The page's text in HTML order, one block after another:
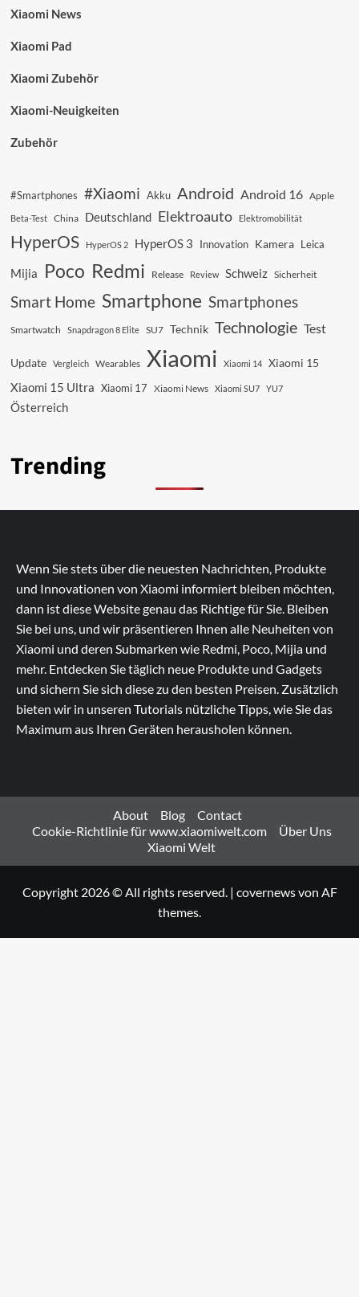
Xiaomi News
Xiaomi Pad
Xiaomi Zubehör
Xiaomi-Neuigkeiten
Zubehör
#Smartphones #Xiaomi Akku Android Android 16 Apple
Beta-Test China Deutschland Elektroauto Elektromobilität
HyperOS HyperOS 2 HyperOS 3 Innovation Kamera Leica
Mijia Poco Redmi Release Review Schweiz Sicherheit
Smart Home Smartphone Smartphones
Smartwatch Snapdragon 8 Elite SU7 Technik Technologie Test
Update Vergleich Wearables Xiaomi Xiaomi 14 Xiaomi 15
Xiaomi 15 Ultra Xiaomi 17 Xiaomi News Xiaomi SU7 YU7
Österreich
Trending
Wenn Sie stets über die neuesten Nachrichten, Produkte
und Innovationen von Xiaomi informiert bleiben möchten,
dann ist diese Website genau das Richtige für Sie. Bleiben
Sie bei uns, und wir präsentieren Ihnen alle Neuheiten von
Xiaomi und deren Submarken wie Redmi, Poco, Mijia und
mehr. Entdecken Sie täglich neue Produkte und Gadgets
und sichern Sie sich diese zu den besten Preisen. Zusätzlich
bieten wir in unseren Tutorials nützliche Tipps, wie Sie das
Maximum aus Ihren Geräten herausholen können.
About Blog
Contact
Cookie-Richtlinie für www.xiaomiwelt.com
Über Uns
Xiaomi Welt
Copyright 2026 © All rights reserved. | covernewsvon AF
themes.